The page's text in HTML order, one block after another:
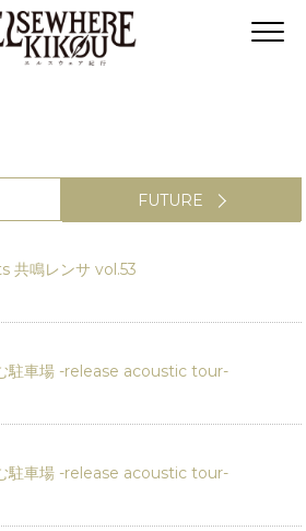
FUTURE
共鳴レンサ vol.53
駐車場 -release acoustic tour-
駐車場 -release acoustic tour-